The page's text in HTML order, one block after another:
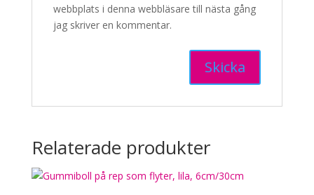
webbplats i denna webbläsare till nästa gång
jag skriver en kommentar.
Relaterade produkter